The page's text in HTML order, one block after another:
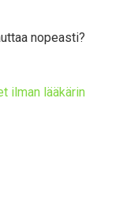
nopeasti?
ilman lääkärin